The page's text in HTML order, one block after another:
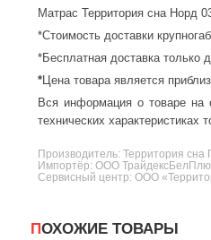
Матрас Территория сна Норд
*Стоимость доставки
*Бесплатная доставка только
*Цена товара является
Вся информация о товаре на
технических
Производитель: Территория сна
Импортёр: ООО
Сервисный центр: ООО
ПОХОЖИЕ ТОВАРЫ